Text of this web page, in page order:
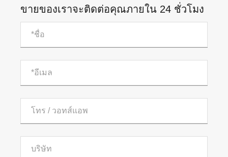
ขายของเราจะติดต่อคุณภายใน 24 ชั่วโมง